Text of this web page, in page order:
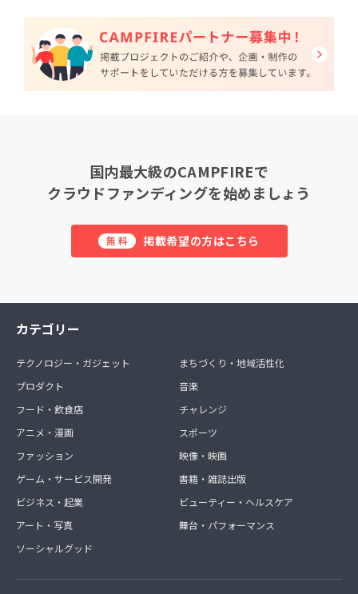
国内最大級のCAMPFIREで
クラウドファンディングを始めましょう
無料 掲載希望の方はこちら
カテゴリー
テクノロジー・ガジェット
プロダクト
フード・飲食店
アニメ・漫画
ファッション
ゲーム・サービス開発
ビジネス・起業
アート・写真
ソーシャルグッド
まちづくり・地域活性化
音楽
チャレンジ
スポーツ
映像・映画
書籍・雑誌出版
ビューティー・ヘルスケア
舞台・パフォーマンス